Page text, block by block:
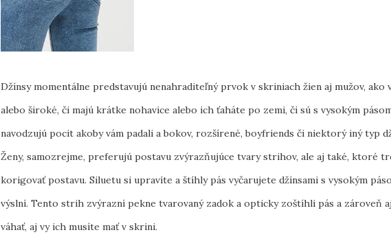
Džínsy momentálne predstavujú nenahraditeľný prvok v skriniach žien aj mužov, ako
alebo široké, či majú krátke nohavice alebo ich ťaháte po zemi, či sú s vysokým
navodzujú pocit akoby vám padali a bokov, rozšírené, boyfriends či niektorý iný typ
Ženy, samozrejme, preferujú postavu zvýrazňujúce tvary strihov, ale aj také, ktoré
korigovať postavu. Siluetu si upravíte a štíhly pás vyčarujete džínsami s vysokým
výslní. Tento strih zvýrazní pekne tvarovaný zadok a opticky zoštíhli pás a zároveň
váhať, aj vy ich musíte mať v skrini.